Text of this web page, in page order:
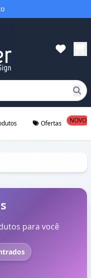
Ofertas NOVO
para você